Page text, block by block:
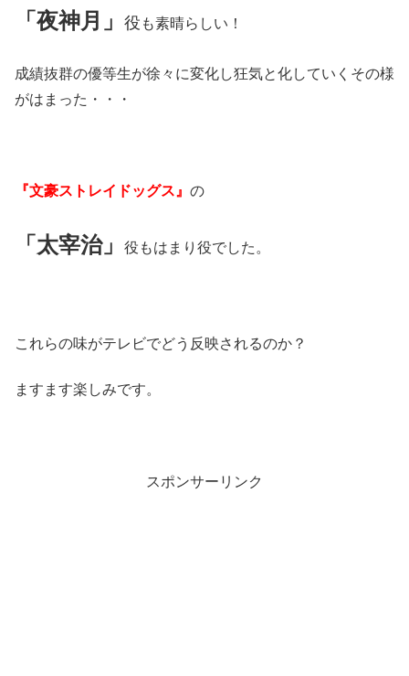
「夜神月」 役 も素晴らしい！
成績抜群の優等生が徐々に変化し狂気と化していくその様
がはまった・・・
『文豪ストレイドッグス』 の
「太宰治」 役もはまり役でした。
これらの味がテレビでどう反映されるのか？
ますます楽しみです。
スポンサーリンク